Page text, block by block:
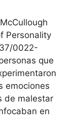
Personality
0022-
que
emociones
de malestar
en